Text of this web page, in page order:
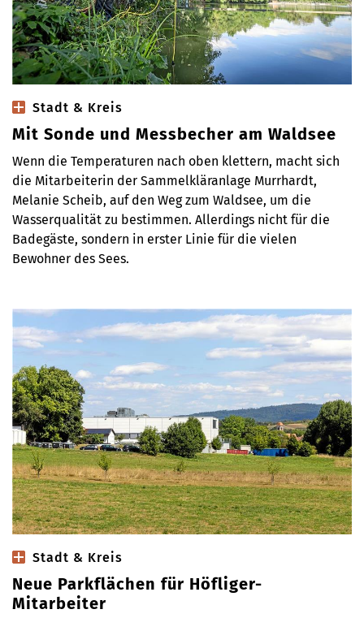
Stadt & Kreis
Mit Sonde und Messbecher am Waldsee
Wenn die Temperaturen nach oben klettern, macht sich
die Mitarbeiterin der Sammelkläranlage Murrhardt,
Melanie Scheib, auf den Weg zum Waldsee, um die
Wasserqualität zu bestimmen. Allerdings nicht für die
Badegäste, sondern in erster Linie für die vielen
Bewohner des Sees.
Stadt & Kreis
Neue Parkflächen für Höfliger-
Mitarbeiter